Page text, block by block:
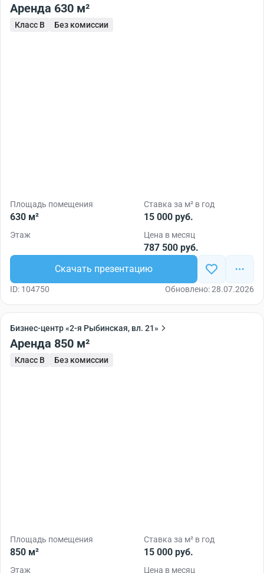
Аренда 630 м²
Класс B Без комиссии
Площадь помещения
630 м²
Ставка за м² в год
15 000 руб.
Этаж Цена в месяц
787 500 руб.
Скачать презентацию
ID: 104750 Обновлено: 28.07.2026
Бизнес-центр «2-я Рыбинская, вл. 21»
Аренда 850 м²
Класс B Без комиссии
Площадь помещения
850 м²
Ставка за м² в год
15 000 руб.
Этаж Цена в месяц